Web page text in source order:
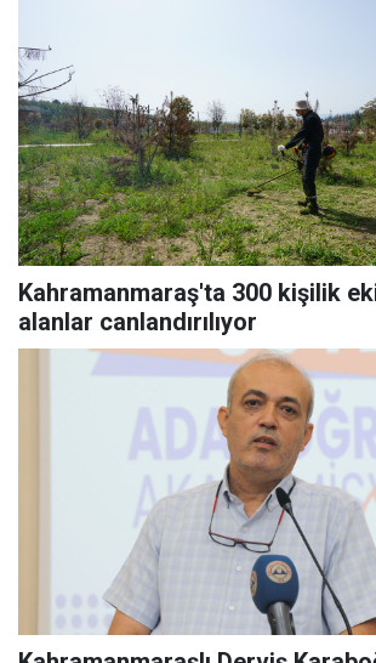
Kahramanmaraş'ta 300 kişilik
alanlar canlandırılıyor